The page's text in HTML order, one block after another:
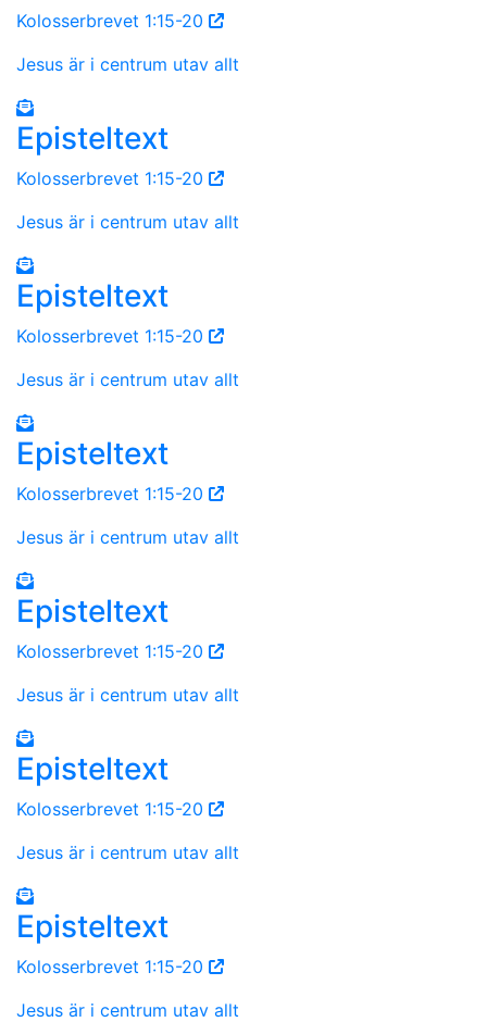
Kolosserbrevet 1:15-20
Jesus är i centrum utav allt
Episteltext
Kolosserbrevet 1:15-20
Jesus är i centrum utav allt
Episteltext
Kolosserbrevet 1:15-20
Jesus är i centrum utav allt
Episteltext
Kolosserbrevet 1:15-20
Jesus är i centrum utav allt
Episteltext
Kolosserbrevet 1:15-20
Jesus är i centrum utav allt
Episteltext
Kolosserbrevet 1:15-20
Jesus är i centrum utav allt
Episteltext
Kolosserbrevet 1:15-20
Jesus är i centrum utav allt